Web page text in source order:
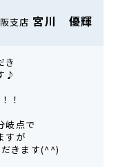
支店 宮川 優輝
き
♪
！
岐点で
すが
きます(^^)